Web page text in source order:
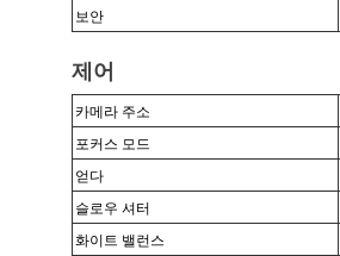
보안
제어
카메라 주소
포커스 모드
얻다
슬로우 셔터
화이트 밸런스